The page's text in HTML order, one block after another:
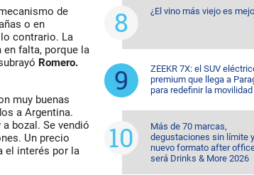
de
o en
contrario. La
en falta, porque la
Romero.
muy buenas
a Argentina.
bozal. Se vendió
Un precio
el interés por la
¿El vino más viejo es
ZEEKR 7X: el SUV
premium que llega a
para redefinir la movilidad
Más de 70 marcas,
degustaciones sin límite
nuevo formato after
será Drinks & More 2026